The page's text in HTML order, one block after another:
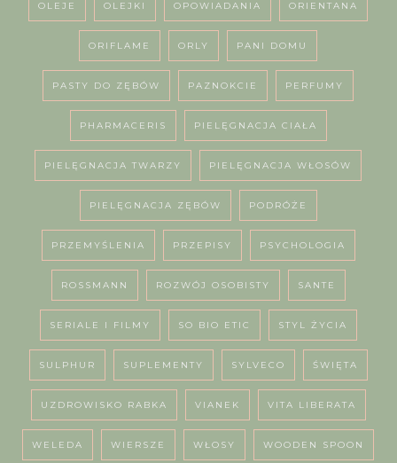
OLEJE OLEJKI OPOWIADANIA ORIENTANA
ORIFLAME ORLY PANI DOMU
PASTY DO ZĘBÓW PAZNOKCIE PERFUMY
PHARMACERIS PIELĘGNACJA CIAŁA
PIELĘGNACJA TWARZY PIELĘGNACJA WŁOSÓW
PIELĘGNACJA ZĘBÓW PODRÓŻE
PRZEMYŚLENIA PRZEPISY PSYCHOLOGIA
ROSSMANN ROZWÓJ OSOBISTY SANTE
SERIALE I FILMY SO BIO ETIC STYL ŻYCIA
SULPHUR SUPLEMENTY SYLVECO ŚWIĘTA
UZDROWISKO RABKA VIANEK VITA LIBERATA
WELEDA WIERSZE WŁOSY WOODEN SPOON